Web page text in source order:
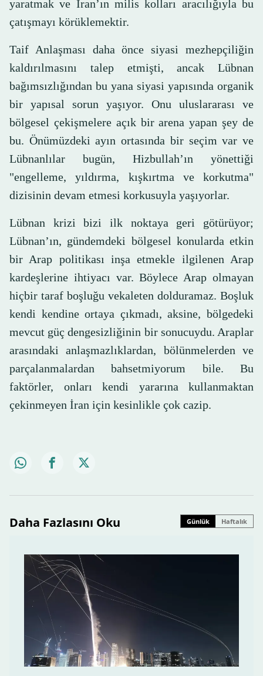
yaratmak ve İran’ın milis kolları aracılığıyla bu
çatışmayı körüklemektir.
Taif Anlaşması daha önce siyasi mezhepçiliğin
kaldırılmasını talep etmişti, ancak Lübnan
bağımsızlığından bu yana siyasi yapısında organik
bir yapısal sorun yaşıyor. Onu uluslararası ve
bölgesel çekişmelere açık bir arena yapan şey de
bu. Önümüzdeki ayın ortasında bir seçim var ve
Lübnanlılar bugün, Hizbullah’ın yönettiği
"engelleme, yıldırma, kışkırtma ve korkutma"
dizisinin devam etmesi korkusuyla yaşıyorlar.
Lübnan krizi bizi ilk noktaya geri götürüyor;
Lübnan’ın, gündemdeki bölgesel konularda etkin
bir Arap politikası inşa etmekle ilgilenen Arap
kardeşlerine ihtiyacı var. Böylece Arap olmayan
hiçbir taraf boşluğu vekaleten dolduramaz. Boşluk
kendi kendine ortaya çıkmadı, aksine, bölgedeki
mevcut güç dengesizliğinin bir sonucuydu. Araplar
arasındaki anlaşmazlıklardan, bölünmelerden ve
parçalanmalardan bahsetmiyorum bile. Bu
faktörler, onları kendi yararına kullanmaktan
çekinmeyen İran için kesinlikle çok cazip.
Daha Fazlasını Oku Günlük Haftalık